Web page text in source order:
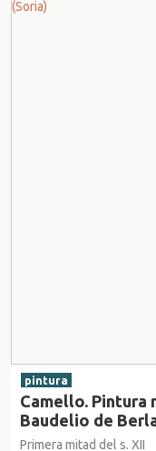
pintura
Camello. Pintura
Baudelio de
Primera mitad del s. XII